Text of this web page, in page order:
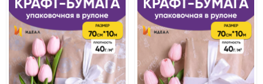
Предназначение товара Для флористики
Сертификация Не подлежит сертификации
Особые условия Особых условий не требует
Минимальное количество 1